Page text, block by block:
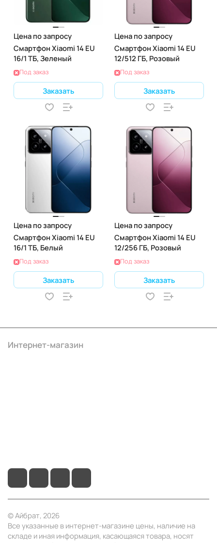
Цена по запросу
Смартфон Xiaomi 14 EU
16/1 ТБ, Зеленый
Под заказ
Заказать
Цена по запросу
Смартфон Xiaomi 14 EU
12/512 ГБ, Розовый
Под заказ
Заказать
Цена по запросу
Смартфон Xiaomi 14 EU
16/1 ТБ, Белый
Под заказ
Заказать
Цена по запросу
Смартфон Xiaomi 14 EU
12/256 ГБ, Розовый
Под заказ
Заказать
Интернет-магазин
© Айбрат, 2026
Все указанные в интернет-магазине цены, наличие на
складе и иная информация, касающаяся товара, носят